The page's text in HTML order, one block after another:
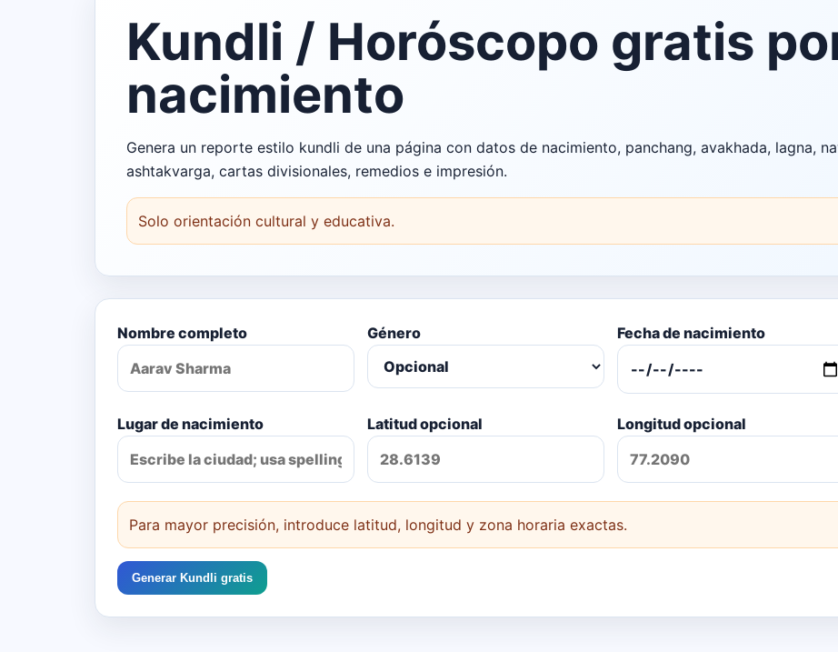
Kundli / Horóscopo gratis
nacimiento
Genera un reporte estilo kundli de una página con datos de nacimiento, panchang, avakhada, lagna,
ashtakvarga, cartas divisionales, remedios e impresión.
Solo orientación cultural y educativa.
Nombre completo Género Fecha de nacimiento
Lugar de nacimiento Latitud opcional Longitud opcional
Para mayor precisión, introduce latitud, longitud y zona horaria exactas.
Generar Kundli gratis